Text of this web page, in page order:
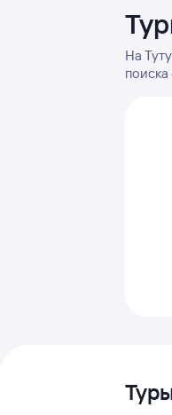
На